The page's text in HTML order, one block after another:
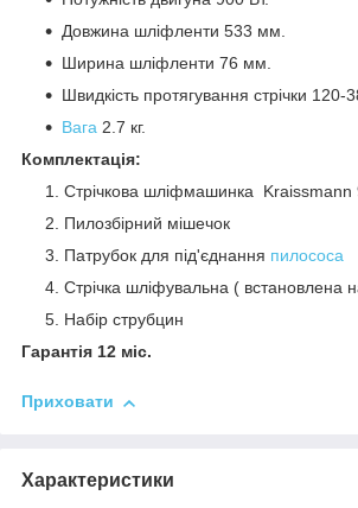
Довжина шліфленти 533 мм.
Ширина шліфленти 76 мм.
Швидкість протягування стрічки 120-
Вага 2.7 кг.
Комплектація:
Стрічкова шліфмашинка Kraissmann
Пилозбірний мішечок
Патрубок для під'єднання пилососа
Стрічка шліфувальна ( встановлена
Набір струбцин
Гарантія 12 міс.
Приховати
Характеристики